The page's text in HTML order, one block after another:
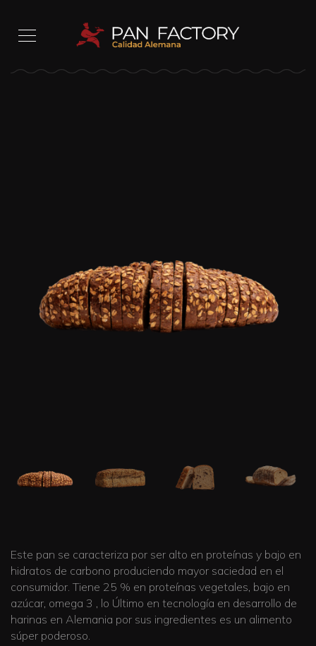
Este pan se caracteriza por ser alto en proteínas y bajo en
hidratos de carbono produciendo mayor saciedad en el
consumidor. Tiene 25 % en proteínas vegetales, bajo en
azúcar, omega 3 , lo Último en tecnología en desarrollo de
harinas en Alemania por sus ingredientes es un alimento
súper poderoso.